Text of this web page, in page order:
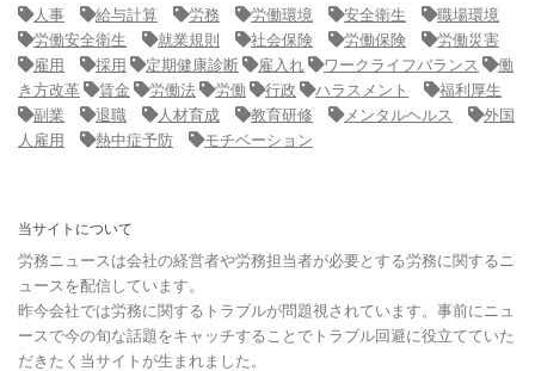
人事
給与計算 労務 労働環境 安全衛生
職場環境
労働安全衛生
就業規則 社会保険 労働保険
労働災害
雇用
採用 定期健康診断 雇入れ ワークライフバランス
働
き方改革
賃金 労働法 労働 行政 ハラスメント
福利厚生
副業
退職 人材育成 教育研修 メンタルヘルス
外国
人雇用
熱中症予防 モチベーション
当サイトについて
労務ニュースは会社の経営者や労務担当者が必要とする労務に関するニ
ュースを配信しています。
昨今会社では労務に関するトラブルが問題視されています。事前にニュ
ースで今の旬な話題をキャッチすることでトラブル回避に役立てていた
だきたく当サイトが生まれました。